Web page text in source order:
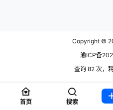
Copyright ©
渝ICP备
查询 82 次，
首页 搜索